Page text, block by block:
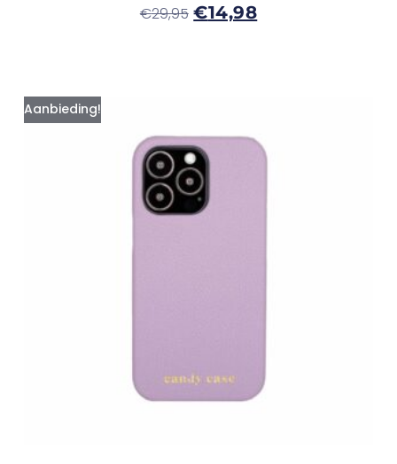
€29,95 €14,98
Aanbieding!